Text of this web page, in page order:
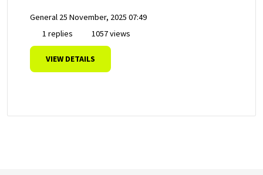
General 25 November, 2025 07:49
1 replies
1057 views
VIEW DETAILS